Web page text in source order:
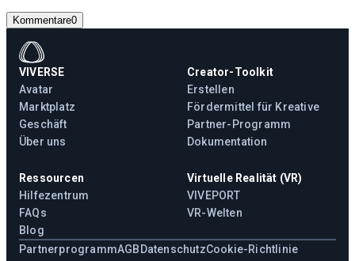
Kommentare0
VIVERSE
Avatar
Marktplatz
Geschäft
Über uns
Creator-Toolkit
Erstellen
Fördermittel für Kreative
Partner-Programm
Dokumentation
Ressourcen
Hilfezentrum
FAQs
Blog
Virtuelle Realität (VR)
VIVEPORT
VR-Welten
PartnerprogrammAGB DatenschutzCookie-Richtlinie